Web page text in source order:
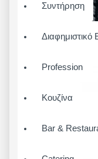
Συντήρηση
Διαφημιστικό
Profession
Κουζίνα
Bar &